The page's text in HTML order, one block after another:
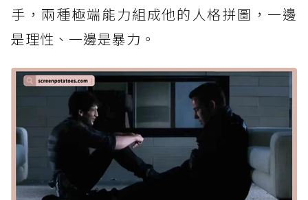
手， 兩種極端能力組成他的人格拼圖，一邊
是理性、一邊是暴力。